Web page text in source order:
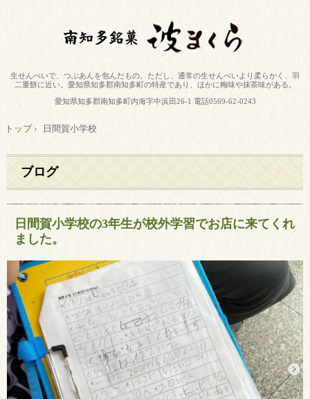
生せんべいで、つぶあんを包んだもの。ただし、通常の生せんべいより柔らかく、羽
二重餅に近い。愛知県知多郡南知多町の特産であり、ほかに梅味や抹茶味がある。
愛知県知多郡南知多町内海字中浜田26-1 電話0569-62-0243
トップ› 日間賀小学校
ブログ
日間賀小学校の3年生が校外学習でお店に来てくれ
ました。